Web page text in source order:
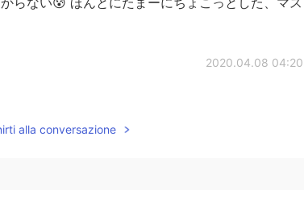
2020.04.08 04:20
alla conversazione